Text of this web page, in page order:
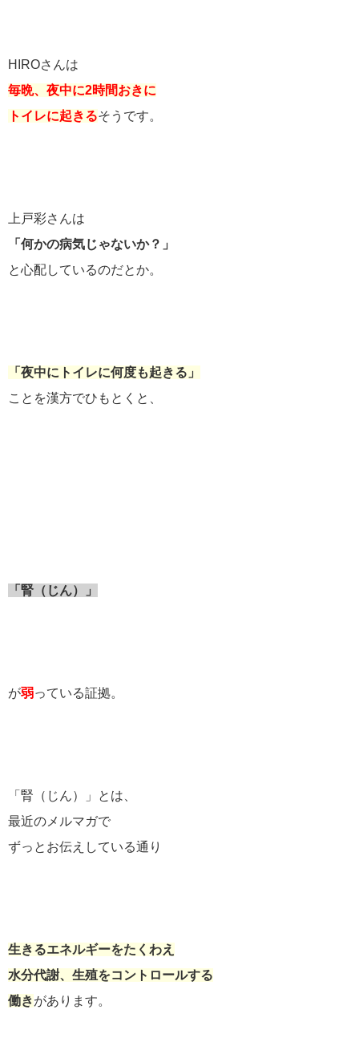
HIROさんは
毎晩、夜中に2時間おきに
トイレに起きるそうです。
上戸彩さんは
「何かの病気じゃないか？」
と心配しているのだとか。
「夜中にトイレに何度も起きる」
ことを漢方でひもとくと、
「腎（じん）」
が弱っている証拠。
「腎（じん）」とは、
最近のメルマガで
ずっとお伝えしている通り
生きるエネルギーをたくわえ
水分代謝、生殖をコントロールする
働きがあります。